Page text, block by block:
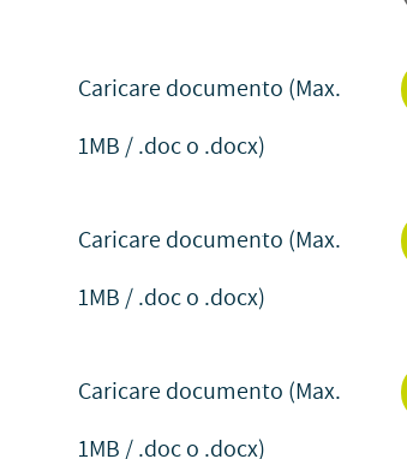
Caricare documento (Max.
1MB / .doc o .docx)
Caricare documento (Max.
1MB / .doc o .docx)
Caricare documento (Max.
1MB / .doc o .docx)